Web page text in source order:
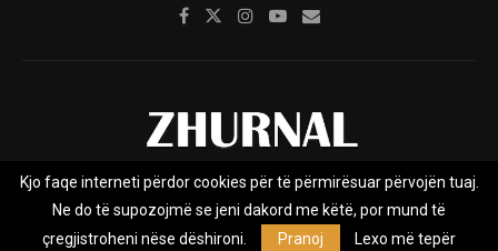
Rreth nesh Impresumi Marketing
Privacy Policy
Kjo faqe interneti përdor cookies për të përmirësuar përvojën tuaj.
Ne do të supozojmë se jeni dakord me këtë, por mund të
çregjistroheni nëse dëshironi.
Pranoj Lexo më tepër